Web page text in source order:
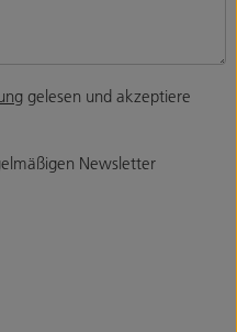
gelesen und akzeptiere
Newsletter